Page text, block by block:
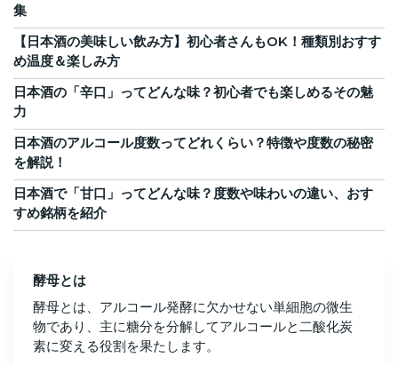
集
【日本酒の美味しい飲み方】初心者さんもOK！種類別おすす
め温度＆楽しみ方
日本酒の「辛口」ってどんな味？初心者でも楽しめるその魅
力
日本酒のアルコール度数ってどれくらい？特徴や度数の秘密
を解説！
日本酒で「甘口」ってどんな味？度数や味わいの違い、おす
すめ銘柄を紹介
酵母とは
酵母とは、アルコール発酵に欠かせない単細胞の微生
物であり、主に糖分を分解してアルコールと二酸化炭
素に変える役割を果たします。